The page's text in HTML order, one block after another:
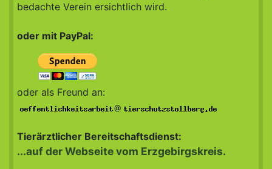
bedachte Verein ersichtlich wird.
oder mit PayPal:
oder als Freund an:
@
Tierärztlicher Bereitschaftsdienst:
...auf der Webseite vom Erzgebirgskreis.